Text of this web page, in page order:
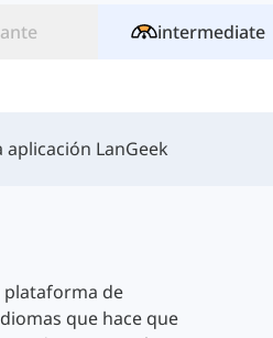
intermediate
aplicación LanGeek
plataforma de
que hace que